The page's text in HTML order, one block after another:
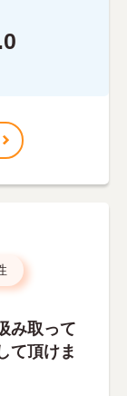
み取って
て頂けま